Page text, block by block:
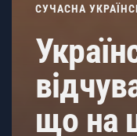
СУЧАСНА
що на